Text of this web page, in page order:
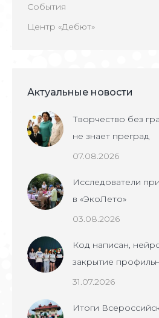
События
Центр «Дебют»
Актуальные новости
Творчество без
не знает преград
07.08.2026
Исследователи
в «ЭкоЛето»
03.08.2026
Код написан,
закрытие
31.07.2026
Итоги